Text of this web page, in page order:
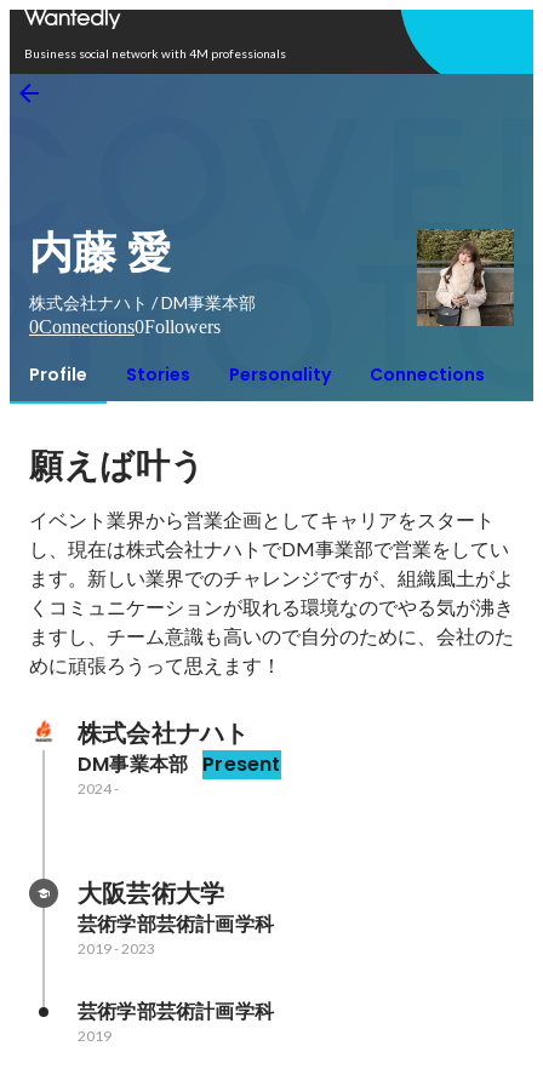
Business social network with 4M professionals
内藤 愛
株式会社ナハト / DM事業本部
0Connections0Followers
Profile Stories Personality Connections
願えば叶う
イベント業界から営業企画としてキャリアをスタート
し、現在は株式会社ナハトでDM事業部で営業をしてい
ます。新しい業界でのチャレンジですが、組織風土がよ
くコミュニケーションが取れる環境なのでやる気が沸き
ますし、チーム意識も高いので自分のために、会社のた
めに頑張ろうって思えます！
株式会社ナハト
DM事業本部 Present
2024-
大阪芸術大学
芸術学部芸術計画学科
2019-2023
芸術学部芸術計画学科
2019